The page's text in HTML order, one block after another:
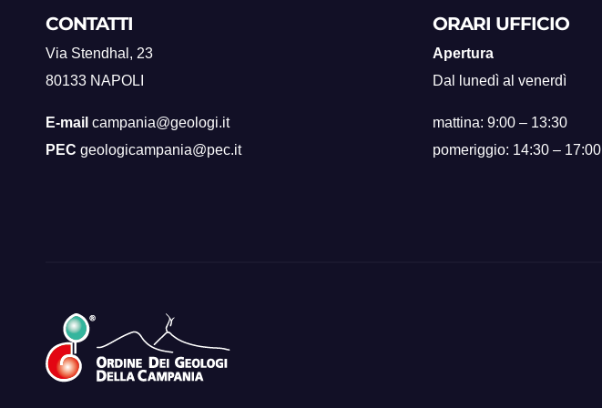
CONTATTI
Via Stendhal, 23
80133 NAPOLI
E-mail campania@geologi.it
PEC geologicampania@pec.it
ORARI UFFICIO
Apertura
Dal lunedì al venerdì
mattina: 9:00 – 13:30
pomeriggio: 14:30 – 17:00